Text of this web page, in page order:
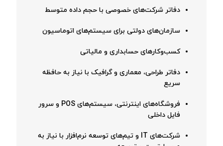
دفاتر شرکت‌های خصوصی با حجم داده متوسط
سازمان‌های دولتی برای سیستم‌های اتوماسیون
کسب‌وکارهای حسابداری و مالیاتی
دفاتر طراحی، معماری و گرافیک با نیاز به حافظه
سریع
فروشگاه‌های اینترنتی، سیستم‌های POS و سرور
فایل داخلی
شرکت‌های IT و تیم‌های توسعه نرم‌افزار با نیاز به